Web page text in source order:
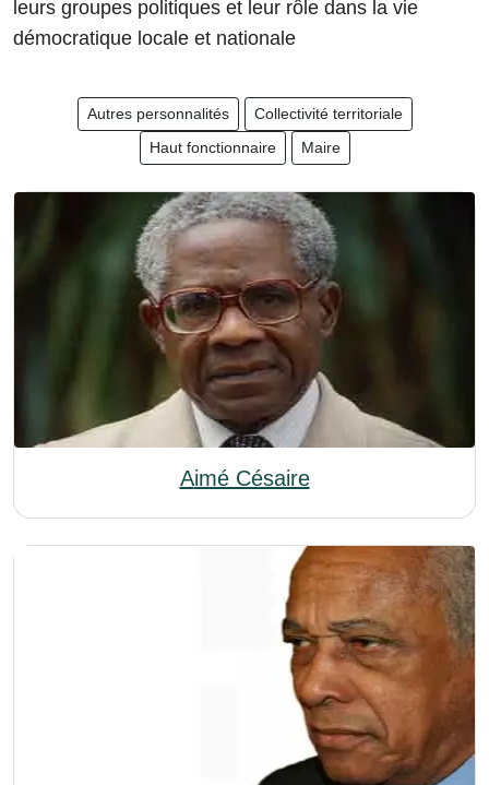
leurs groupes politiques et leur rôle dans la vie
démocratique locale et nationale
Autres personnalités
Collectivité territoriale
Haut fonctionnaire
Maire
Aimé Césaire